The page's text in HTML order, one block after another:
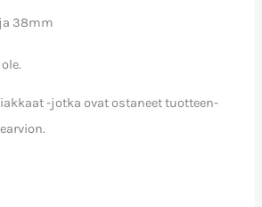
38mm
-jotka ovat ostaneet tuotteen-